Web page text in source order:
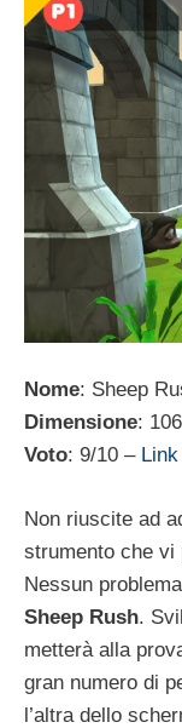
Nome: Sheep
Dimensione:
Voto: 9/10 –
Non riuscite ad
strumento che vi
Nessun
Sheep Rush.
metterà alla
gran numero di
l’altra dello